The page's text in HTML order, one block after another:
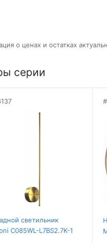
о ценах и остатках
серии
светильник
C085WL-L7BS2.7K-1